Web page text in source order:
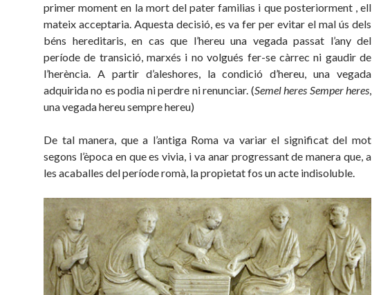
primer moment en la mort del pater familias i que posteriorment , ell
mateix acceptaria. Aquesta decisió, es va fer per evitar el mal ús dels
béns hereditaris, en cas que l’hereu una vegada passat l’any del
període de transició, marxés i no volgués fer-se càrrec ni gaudir de
l’herència. A partir d’aleshores, la condició d’hereu, una vegada
adquirida no es podia ni perdre ni renunciar. (Semel heres Semper heres,
una vegada hereu sempre hereu)
De tal manera, que a l’antiga Roma va variar el significat del mot
segons l’època en que es vivia, i va anar progressant de manera que, a
les acaballes del període romà, la propietat fos un acte indisoluble.